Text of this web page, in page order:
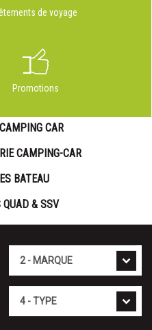
de voyage
Promotions
CAR
CAMPING-CAR
BATEAU
QUAD & SSV